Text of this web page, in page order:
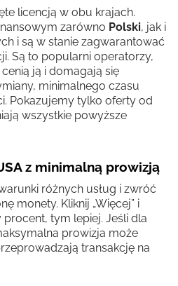
licencją w obu krajach.
zarówno Polski, jak i
i są w stanie zagwarantować
Są to popularni operatorzy,
ją i domagają się
minimalnego czasu
Pokazujemy tylko oferty od
wszystkie powyższe
z minimalną prowizją
różnych usług i zwróć
monety. Kliknij „Więcej” i
procent, tym lepiej. Jeśli dla
prowizja może
transakcję na